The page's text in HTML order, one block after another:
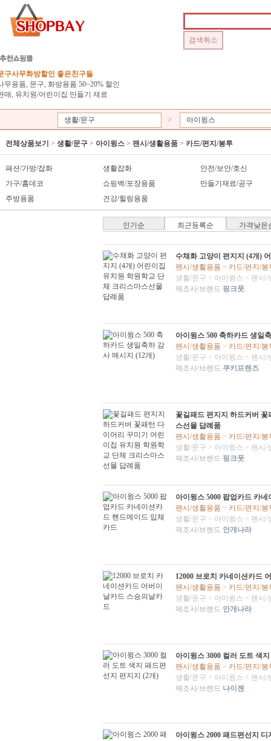
구사무화방할인 좋은친구들
무용품, 문구, 화방용품 50~20% 할인
매, 유치원/어린이집 만들기 재료
생활/문구 > 아이윙스
전체상품보기 > 생활/문구 > 아이윙스 > 팬시/생활용품 > 카드/편지/봉투
패션/가방/잡화 생활잡화
안전/보안/호신
가구/홈데코
쇼핑백/포장용품
만들기재료/공구
주방용품
건강/힐링용품
인기순 최근등록순 가격낮은
수채화 고양이 편지지 (4개)
팬시/생활용품 > 카드/편지/봉
생활/문구 > 아이윙스 > 팬시/
제조사/브렌드 핑크풋
아이윙스 500 축하카드 생일
팬시/생활용품 > 카드/편지/봉
생활/문구 > 아이윙스 > 팬시/
제조사/브렌드 쿠키프렌즈
꽃길패드 편지지 하드커버
스선물 답례품
팬시/생활용품 > 카드/편지/봉
생활/문구 > 아이윙스 > 팬시/
제조사/브렌드 핑크풋
아이윙스 5000 팝업카드 카
팬시/생활용품 > 카드/편지/봉
생활/문구 > 아이윙스 > 팬시/
제조사/브렌드 안개나라
12000 브로치 카네이션카드
팬시/생활용품 > 카드/편지/봉
생활/문구 > 아이윙스 > 팬시/
제조사/브렌드 안개나라
아이윙스 3000 컬러 도트 색
팬시/생활용품 > 카드/편지/봉
생활/문구 > 아이윙스 > 팬시/
제조사/브렌드 나이젠
아이윙스 2000 패드편선지 디